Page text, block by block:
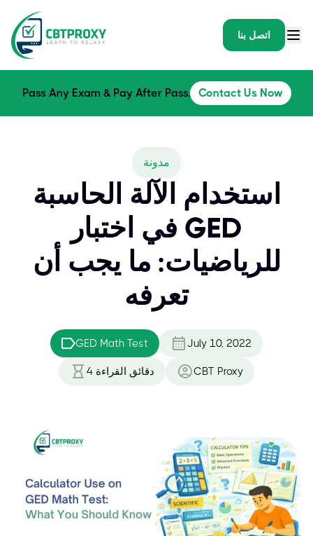
اتصل بنا
Pass Any Exam & Pay After Pass. Contact Us Now
مدونة
استخدام الآلة الحاسبة
في اختبار GED
للرياضيات: ما يجب أن
تعرفه
GED Math Test July 10, 2022
4 دقائق القراءة CBT Proxy